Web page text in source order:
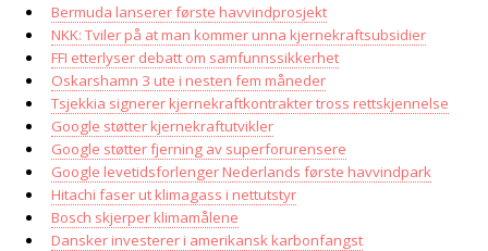
Bermuda lanserer første havvindprosjekt
NKK: Tviler på at man kommer unna kjernekraftsubsidier
FFI etterlyser debatt om samfunnssikkerhet
Oskarshamn 3 ute i nesten fem måneder
Tsjekkia signerer kjernekraftkontrakter tross rettskjennelse
Google støtter kjernekraftutvikler
Google støtter fjerning av superforurensere
Google levetidsforlenger Nederlands første havvindpark
Hitachi faser ut klimagass i nettutstyr
Bosch skjerper klimamålene
Dansker investerer i amerikansk karbonfangst